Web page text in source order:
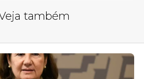
também